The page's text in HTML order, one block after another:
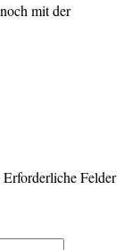
mit der
Erforderliche Felder